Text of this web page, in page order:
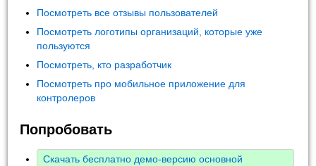
Посмотреть все отзывы пользователей
Посмотреть логотипы организаций, которые уже
пользуются
Посмотреть, кто разработчик
Посмотреть про мобильное приложение для
контролеров
Попробовать
Скачать бесплатно демо-версию основной